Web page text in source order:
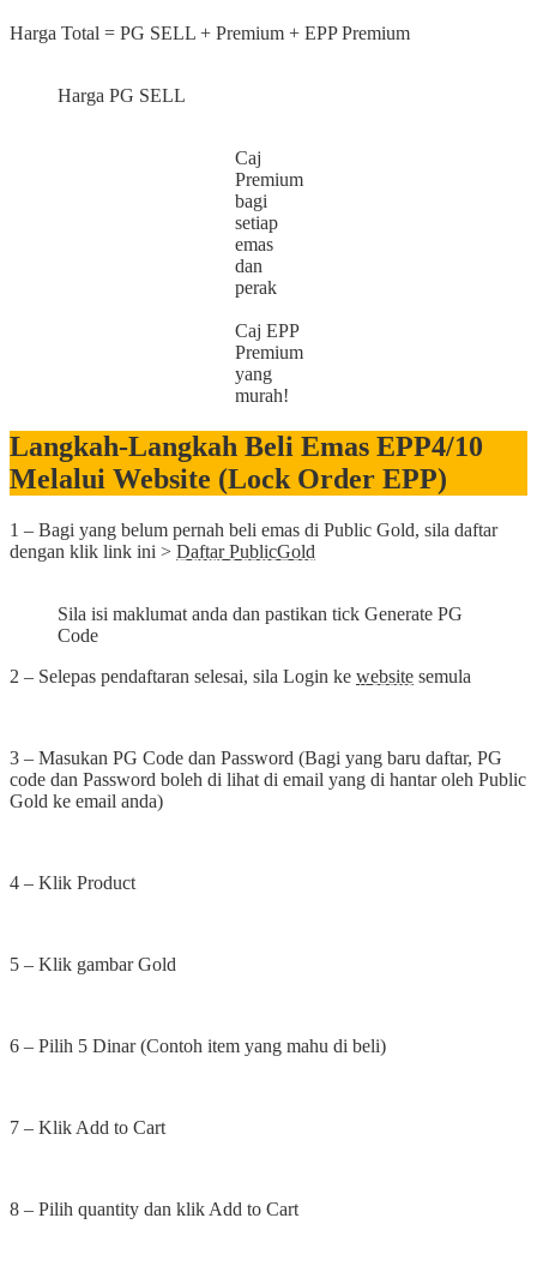
Harga Total = PG SELL + Premium + EPP Premium
Harga PG SELL
Caj
Premium
bagi
setiap
emas
dan
perak
Caj EPP
Premium
yang
murah!
Langkah-Langkah Beli Emas EPP4/10
Melalui Website (Lock Order EPP)
1 – Bagi yang belum pernah beli emas di Public Gold, sila daftar
dengan klik link ini > Daftar PublicGold
Sila isi maklumat anda dan pastikan tick Generate PG
Code
2 – Selepas pendaftaran selesai, sila Login ke website semula
3 – Masukan PG Code dan Password (Bagi yang baru daftar, PG
code dan Password boleh di lihat di email yang di hantar oleh Public
Gold ke email anda)
4 – Klik Product
5 – Klik gambar Gold
6 – Pilih 5 Dinar (Contoh item yang mahu di beli)
7 – Klik Add to Cart
8 – Pilih quantity dan klik Add to Cart